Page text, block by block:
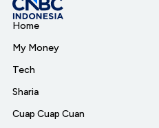
Home
My Money
Tech
Sharia
Cuap Cuap Cuan